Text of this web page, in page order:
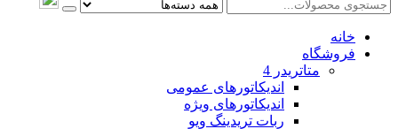
خانه
فروشگاه
متاتريدر 4
اندیکاتورهای عمومی
اندیکاتورهای ویژه
ربات تریدینگ ویو